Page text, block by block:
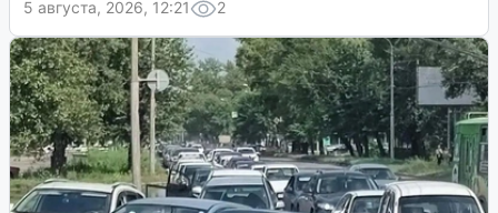
5 августа, 2026, 12:21
2